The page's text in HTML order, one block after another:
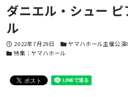
ダニエル・シュー
ル
投稿日
2022年7月29日 カテゴリー
ヤマハホール主催公演
カテゴリー
特集：ヤマハホール